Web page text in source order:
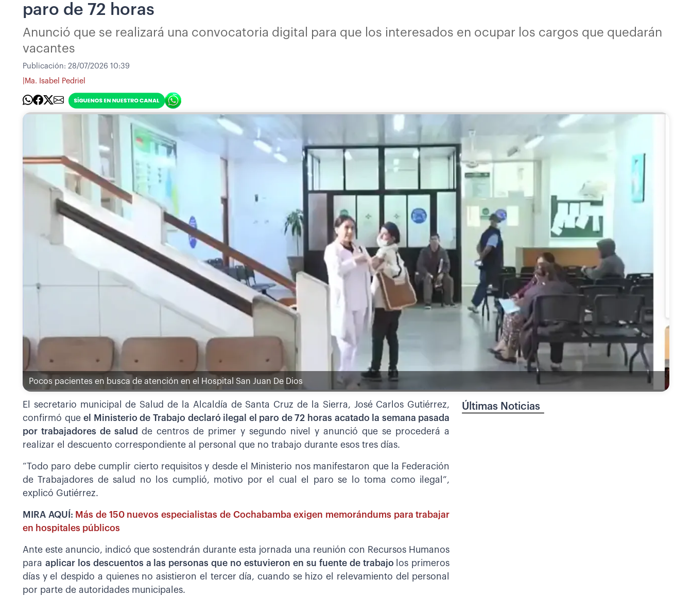
paro de 72 horas
Anunció que se realizará una convocatoria digital para que los interesados en ocupar los cargos que quedarán
vacantes
Publicación: 28/07/2026 10:39
Ma. Isabel Pedriel
Pocos pacientes en busca de atención en el Hospital San Juan De Dios
El secretario municipal de Salud de la Alcaldía de Santa Cruz de la Sierra, José Carlos Gutiérrez,
confirmó queel Ministerio de Trabajo declaró ilegal el paro de 72 horas acatado la semana pasada
por trabajadores de saludde centros de primer y segundo nivel y anunció que se procederá a
realizar el descuento correspondiente al personal que no trabajo durante esos tres días.
“Todo paro debe cumplir cierto requisitos y desde el Ministerio nos manifestaron que la Federación
de Trabajadores de salud no los cumplió, motivo por el cual el paro se lo toma como ilegal”,
explicó Gutiérrez.
MIRA AQUÍ: Más de 150 nuevos especialistas de Cochabamba exigen memorándums para trabajar
en hospitales públicos
Ante este anuncio, indicó que sostendrán durante esta jornada una reunión con Recursos Humanos
para aplicar los descuentos a las personas que no estuvieron en su fuente de trabajo los primeros
días y el despido a quienes no asistieron el tercer día, cuando se hizo el relevamiento del personal
por parte de autoridades municipales.
Últimas Noticias